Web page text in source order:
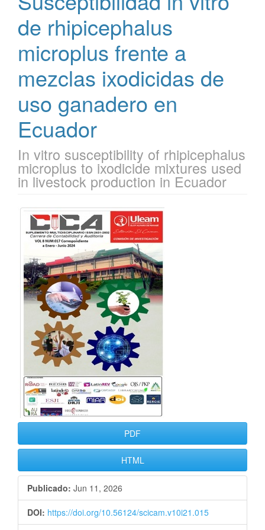
de rhipicephalus
microplus frente a
mezclas ixodicidas de
uso ganadero en
Ecuador
In vitro susceptibility of rhipicephalus
microplus to ixodicide mixtures used
in livestock production in Ecuador
Barra
lateral
del
artículo
PDF
HTML
Publicado: Jun 11, 2026
DOI: https://doi.org/10.56124/scicam.v10i21.015